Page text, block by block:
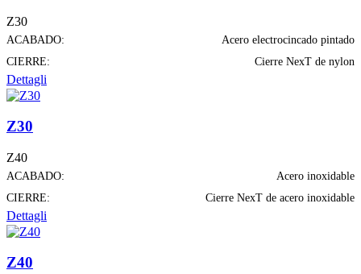
Z30
ACABADO:
Acero electrocincado pintado
CIERRE:
Cierre NexT de nylon
Dettagli
Z30
Z40
ACABADO:
Acero inoxidable
CIERRE:
Cierre NexT de acero inoxidable
Dettagli
Z40